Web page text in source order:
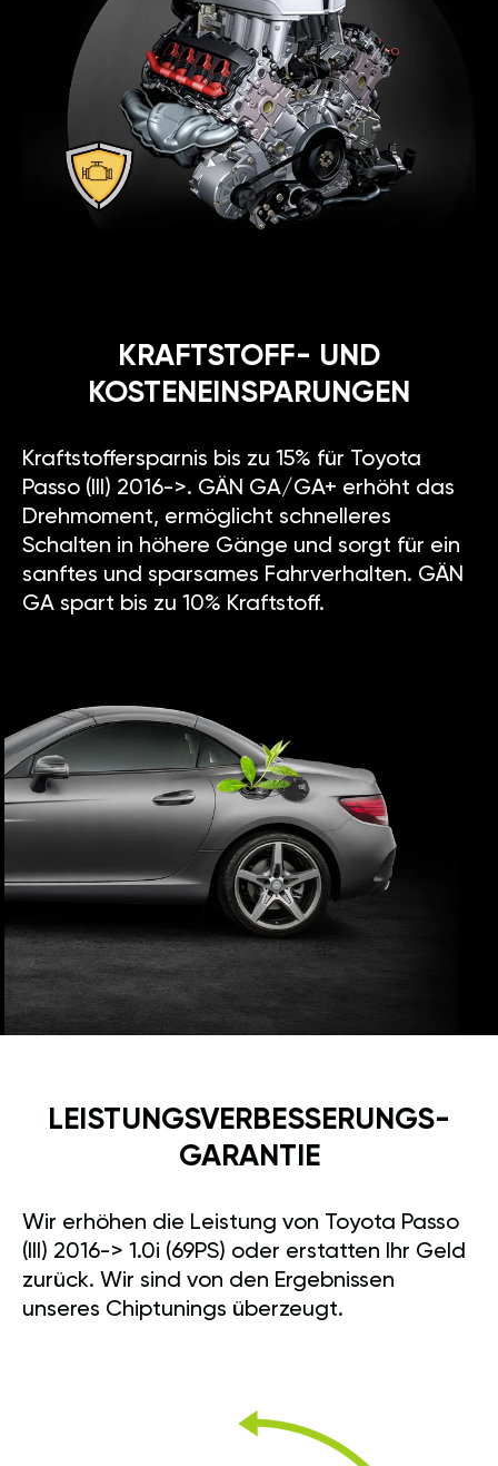
KRAFTSTOFF- UND
KOSTENEINSPARUNGEN
Kraftstoffersparnis bis zu 15% für Toyota
Passo (III) 2016->. GÄN GA/GA+ erhöht das
Drehmoment, ermöglicht schnelleres
Schalten in höhere Gänge und sorgt für ein
sanftes und sparsames Fahrverhalten. GÄN
GA spart bis zu 10% Kraftstoff.
LEISTUNGSVERBESSE­RUNGS­
GARANTIE
Wir erhöhen die Leistung von Toyota Passo
(III) 2016-> 1.0i (69PS) oder erstatten Ihr Geld
zurück. Wir sind von den Ergebnissen
unseres Chiptunings überzeugt.